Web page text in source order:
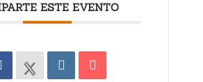
ESTE EVENTO